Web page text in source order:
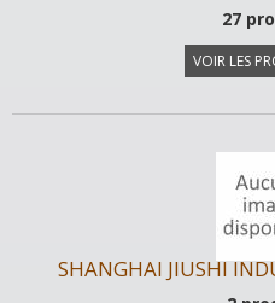
27
VOIR LES
SHANGHAI JIUSHI